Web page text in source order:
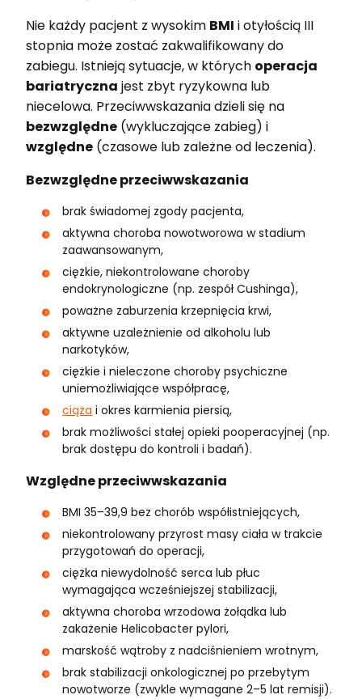
Nie każdy pacjent z wysokim BMI i otyłością III
stopnia może zostać zakwalifikowany do
zabiegu. Istnieją sytuacje, w których operacja
bariatryczna jest zbyt ryzykowna lub
niecelowa. Przeciwwskazania dzieli się na
bezwzględne (wykluczające zabieg) i
względne (czasowe lub zależne od leczenia).
Bezwzględne przeciwwskazania
brak świadomej zgody pacjenta,
aktywna choroba nowotworowa w stadium
zaawansowanym,
ciężkie, niekontrolowane choroby
endokrynologiczne (np. zespół Cushinga),
poważne zaburzenia krzepnięcia krwi,
aktywne uzależnienie od alkoholu lub
narkotyków,
ciężkie i nieleczone choroby psychiczne
uniemożliwiające współpracę,
ciąża i okres karmienia piersią,
brak możliwości stałej opieki pooperacyjnej (np.
brak dostępu do kontroli i badań).
Względne przeciwwskazania
BMI 35–39,9 bez chorób współistniejących,
niekontrolowany przyrost masy ciała w trakcie
przygotowań do operacji,
ciężka niewydolność serca lub płuc
wymagająca wcześniejszej stabilizacji,
aktywna choroba wrzodowa żołądka lub
zakażenie Helicobacter pylori,
marskość wątroby z nadciśnieniem wrotnym,
brak stabilizacji onkologicznej po przebytym
nowotworze (zwykle wymagane 2–5 lat remisji).